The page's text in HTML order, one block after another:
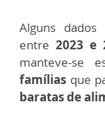
Alguns dados
entre 2023 e
manteve-se
famílias que
baratas de